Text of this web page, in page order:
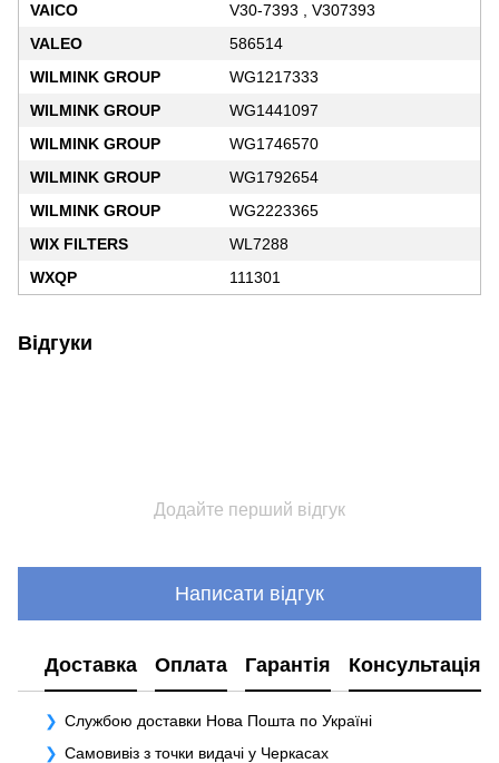
VAICO
V30-7393 , V307393
VALEO
586514
WILMINK GROUP
WG1217333
WILMINK GROUP
WG1441097
WILMINK GROUP
WG1746570
WILMINK GROUP
WG1792654
WILMINK GROUP
WG2223365
WIX FILTERS
WL7288
WXQP
111301
Відгуки
Додайте перший відгук
Написати відгук
Доставка Оплата Гарантія Консультація
Службою доставки Нова Пошта по Україні
Самовивіз з точки видачі у Черкасах